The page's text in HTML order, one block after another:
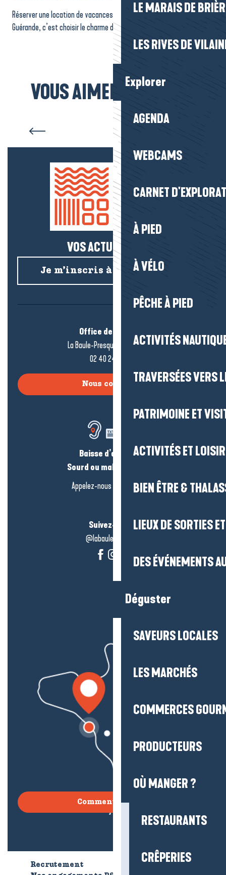
LE MARAIS DE
LES RIVES DE
Explorer
AGENDA
WEBCAMS
CARNET
À PIED
À VÉLO
PÊCHE À PIED
ACTIVITÉS
TRAVERSÉES VERS
PATRIMOINE ET
ACTIVITÉS ET
BIEN ÊTRE &
LIEUX DE SORTIES
DES ÉVÉNEMENTS
Déguster
SAVEURS LOCALES
LES MARCHÉS
COMMERCES
PRODUCTEURS
OÙ MANGER ?
RESTAURANTS
CRÊPERIES
Réserver une location de vacances sur La Baule-Presqu’île de
Guérande, c’est choisir le charme du territoire.
VOUS AIMEREZ AUSSI...
Hébergement La Baule
VOS ACTUS SALÉES !
Je m’inscris à la newsletter
Office de tourisme
La Baule-Presqu’île de Guérande
02 40 24 34 44
Nous contacter
Baisse d’audition ?
Sourd ou malentendant ?
Appelez-nous en
cliquant-ici
Suivez-nous !
@labauleguérande
Comment venir ?
Recrutement